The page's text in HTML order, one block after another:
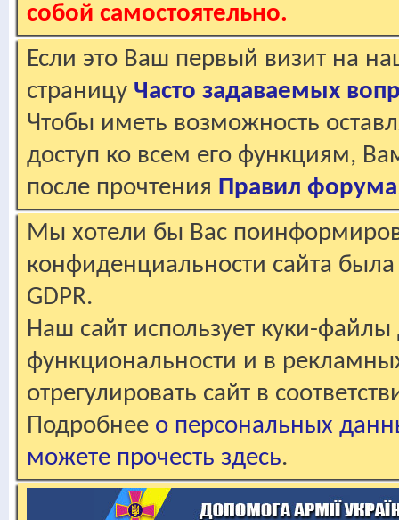
собой самостоятельно.
Если это Ваш первый визит на
страницу Часто задаваемых
Чтобы иметь возможность
доступ ко всем его функциям,
после прочтения Правил форума
Мы хотели бы Вас
конфиденциальности сайта
GDPR.
Наш сайт использует куки-файлы
функциональности и в
отрегулировать сайт в
Подробнее о персональных
можете прочесть здесь.